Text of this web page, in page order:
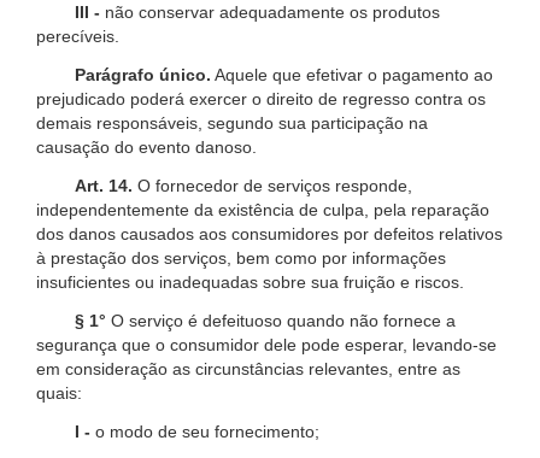
III - não conservar adequadamente os produtos
perecíveis.
Parágrafo único. Aquele que efetivar o pagamento ao
prejudicado poderá exercer o direito de regresso contra os
demais responsáveis, segundo sua participação na
causação do evento danoso.
Art. 14. O fornecedor de serviços responde,
independentemente da existência de culpa, pela reparação
dos danos causados aos consumidores por defeitos relativos
à prestação dos serviços, bem como por informações
insuficientes ou inadequadas sobre sua fruição e riscos.
§ 1° O serviço é defeituoso quando não fornece a
segurança que o consumidor dele pode esperar, levando-se
em consideração as circunstâncias relevantes, entre as
quais:
I - o modo de seu fornecimento;